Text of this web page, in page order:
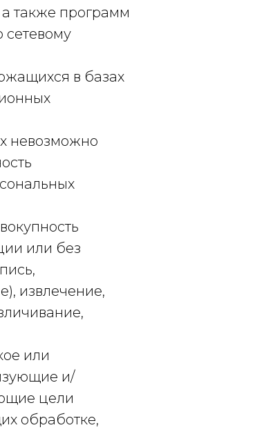
также программ
сетевому
в базах
невозможно
или без
извлечение,
или
и/
цели
обработке,